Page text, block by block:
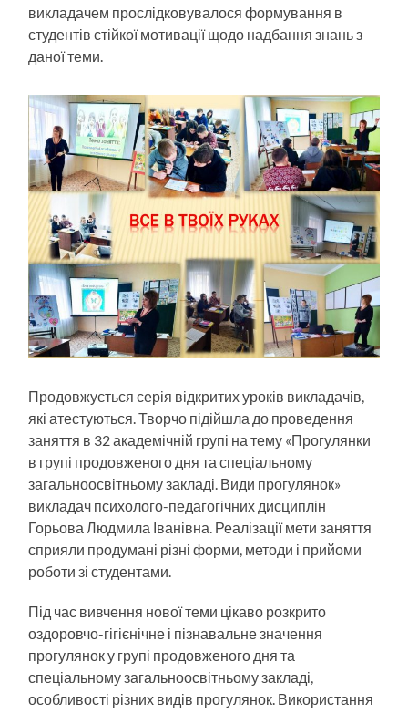
викладачем прослідковувалося формування в
студентів стійкої мотивації щодо надбання знань з
даної теми.
Продовжується серія відкритих уроків викладачів,
які атестуються. Творчо підійшла до проведення
заняття в 32 академічній групі на тему «Прогулянки
в групі продовженого дня та спеціальному
загальноосвітньому закладі. Види прогулянок»
викладач психолого-педагогічних дисциплін
Горьова Людмила Іванівна. Реалізації мети заняття
сприяли продумані різні форми, методи і прийоми
роботи зі студентами.
Під час вивчення нової теми цікаво розкрито
оздоровчо-гігієнічне і пізнавальне значення
прогулянок у групі продовженого дня та
спеціальному загальноосвітньому закладі,
особливості різних видів прогулянок. Використання